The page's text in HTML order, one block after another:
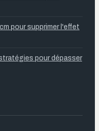
pour supprimer l'effet
pour dépasser